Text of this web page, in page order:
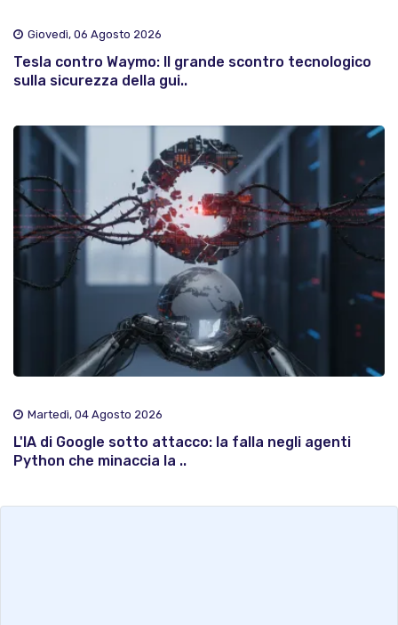
Giovedì, 06 Agosto 2026
Tesla contro Waymo: Il grande scontro tecnologico
sulla sicurezza della gui..
Martedì, 04 Agosto 2026
L'IA di Google sotto attacco: la falla negli agenti
Python che minaccia la ..